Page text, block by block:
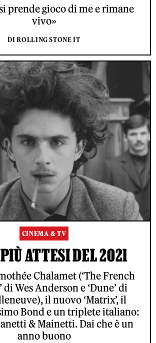
prende gioco di me e rimane
vivo»
DI ROLLING STONE IT
CINEMA & TV
ATTESI DEL 2021
Chalamet (‘The French
di Wes Anderson e ‘Dune’ di
il nuovo ‘Matrix’, il
Bond e un triplete italiano:
& Mainetti. Dai che è un
anno buono